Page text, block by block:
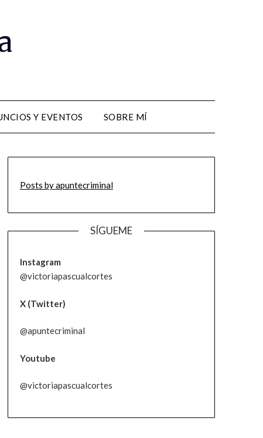
Y EVENTOS SOBRE MÍ
Posts by apuntecriminal
SÍGUEME
Instagram
@victoriapascualcortes
X (Twitter)
@apuntecriminal
Youtube
@victoriapascualcortes